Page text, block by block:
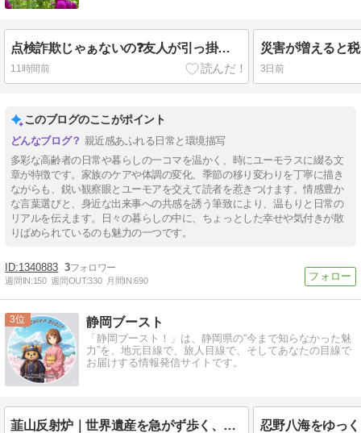
点検詐欺じゃぁないの❓友人が引っ掛かるところでした。
11時間前
災害が増えると
3日前
このブログのここがポイント
親近感あふれる日常と環境描写
多彩な高齢者の日常や暮らしの一コマを温かく、時にユーモラスに綴る文
章が特徴です。家族のケアや体調の変化、季節の移り変わりを丁寧に描き
ながらも、鋭い観察眼とユーモアを交えて読者を惹きつけます。情感豊か
な言葉選びと、身近な出来事への共感を誘う筆致により、温もりと日常の
リアルを伝えます。日々の暮らしの中に、ちょっとした幸せや気付きが散
りばめられているのも魅力の一つです。
1340883 3
週間IN:150 週間OUT:330 月間IN:690
3 静岡ブースト
「静岡ブースト！」は、静岡県の“今まで知らなかった魅
力”を、地元目線で、旅人目線で、そしてあなたの目線で
お届けする情報発信サイトです。
韮山反射炉｜世界遺産を急がず歩く、伊豆の国市の歴史散策